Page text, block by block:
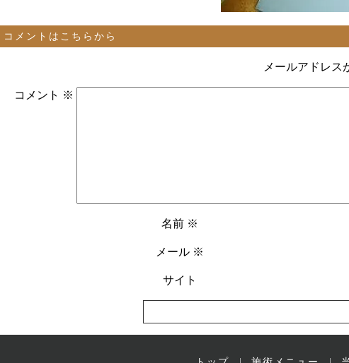
コメントはこちらから
メールアドレス
コメント ※
名前 ※
メール ※
サイト